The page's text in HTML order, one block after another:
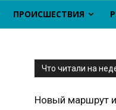
ПРОИСШЕСТВИЯ
Что читали на
Новый маршрут